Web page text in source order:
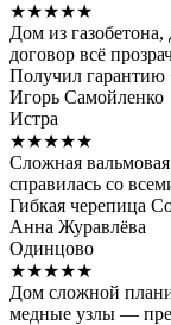
★★★★★
Дом из
договор всё
Получил гарантию
Игорь Самойленко
Истра
★★★★★
Сложная
справилась со
Гибкая черепица
Анна Журавлёва
Одинцово
★★★★★
Дом сложной
медные узлы —